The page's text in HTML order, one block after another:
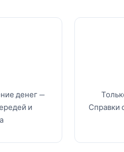
денег —
и
Справки